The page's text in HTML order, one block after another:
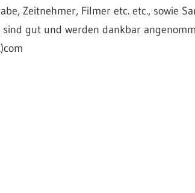
Zeitnehmer, Filmer etc. etc., sowie
gut und werden dankbar